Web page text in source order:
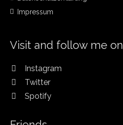
Impressum
Visit and follow me on
Instagram
Twitter
Spotify